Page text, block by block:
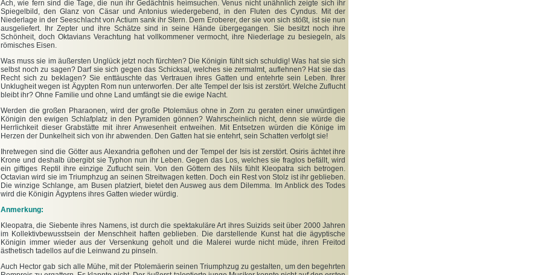
Ach, wie fern sind die Tage, die nun ihr Gedächtnis heimsuchen. Venus nicht unähnlich zeigte sich ihr
Spiegelbild, den Glanz von Cäsar und Antonius wiedergebend, in den Fluten des Cyndus. Mit der
Niederlage in der Seeschlacht von Actium sank ihr Stern. Dem Eroberer, der sie von sich stößt, ist sie nun
ausgeliefert. Ihr Zepter und ihre Schätze sind in seine Hände übergegangen. Sie besitzt noch ihre
Schönheit, doch Oktavians Verachtung hat vollkommener vermocht, ihre Niederlage zu besiegeln, als
römisches Eisen.
Was muss sie im äußersten Unglück jetzt noch fürchten? Die Königin fühlt sich schuldig! Was hat sie sich
selbst noch zu sagen? Darf sie sich gegen das Schicksal, welches sie zermalmt, auflehnen? Hat sie das
Recht sich zu beklagen? Sie enttäuschte das Vertrauen ihres Gatten und entehrte sein Leben. Ihrer
Unklugheit wegen ist Ägypten Rom nun unterworfen. Der alte Tempel der Isis ist zerstört. Welche Zuflucht
bleibt ihr? Ohne Familie und ohne Land umfängt sie die ewige Nacht.
Werden die großen Pharaonen, wird der große Ptolemäus ohne in Zorn zu geraten einer unwürdigen
Königin den ewigen Schlafplatz in den Pyramiden gönnen? Wahrscheinlich nicht, denn sie würde die
Herrlichkeit dieser Grabstätte mit ihrer Anwesenheit entweihen. Mit Entsetzen würden die Könige im
Herzen der Dunkelheit sich von ihr abwenden. Den Gatten hat sie entehrt, sein Schatten verfolgt sie!
Ihretwegen sind die Götter aus Alexandria geflohen und der Tempel der Isis ist zerstört. Osiris ächtet ihre
Krone und deshalb übergibt sie Typhon nun ihr Leben. Gegen das Los, welches sie fraglos befällt, wird
ein giftiges Reptil ihre einzige Zuflucht sein. Von den Göttern des Nils fühlt Kleopatra sich betrogen.
Octavian wird sie im Triumphzug an seinen Streitwagen ketten. Doch ein Rest von Stolz ist ihr geblieben.
Die winzige Schlange, am Busen platziert, bietet den Ausweg aus dem Dilemma. Im Anblick des Todes
wird die Königin Ägyptens ihres Gatten wieder würdig.
Anmerkung:
Kleopatra, die Siebente ihres Namens, ist durch die spektakuläre Art ihres Suizids seit über 2000 Jahren
im Kollektivbewusstsein der Menschheit haften geblieben. Die darstellende Kunst hat die ägyptische
Königin immer wieder aus der Versenkung geholt und die Malerei wurde nicht müde, ihren Freitod
ästhetisch tadellos auf die Leinwand zu pinseln.
Auch Hector gab sich alle Mühe, mit der Ptolemäerin seinen Triumphzug zu gestalten, um den begehrten